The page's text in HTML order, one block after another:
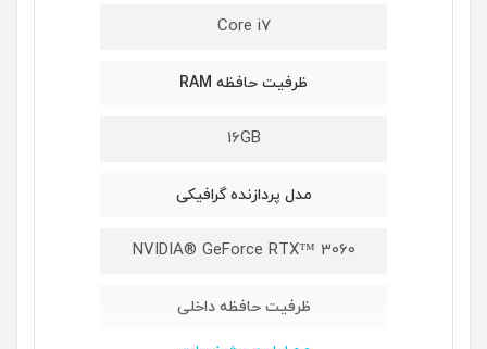
Core i7
ظرفیت حافظه RAM
16GB
مدل پردازنده گرافیکی
NVIDIA® GeForce RTX™ 3060
ظرفیت حافظه داخلی